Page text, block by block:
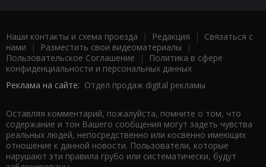
Наши контакты и схема проезда | Редакция | Связаться с
нами | Разместить свои видеоматериалы |
Пользовательское Соглашение |
Политика в сфере
конфиденциальности и персональных данных
Реклама на сайте: Отдел продаж digital рекламы
Оставляя комментарий, пожалуйста, помните о том, что
содержание и тон Вашего сообщения могут задеть чувства
реальных людей, непосредственно или косвенно имеющих
отношение к данной новости. Пользователи, которые
нарушают эти правила грубо или систематически, будут